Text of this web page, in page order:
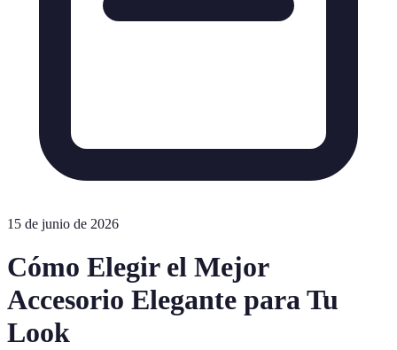
15 de junio de 2026
Cómo Elegir el Mejor
Accesorio Elegante para Tu
Look